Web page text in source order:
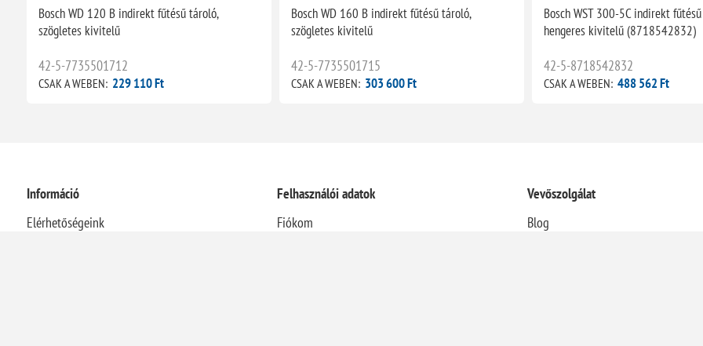
Bosch WD 120 B indirekt fűtésű tároló,
szögletes kivitelű
42-5-7735501712
CSAK A WEBEN: 229 110 Ft
Bosch WD 160 B indirekt fűtésű tároló,
szögletes kivitelű
42-5-7735501715
CSAK A WEBEN: 303 600 Ft
Bosch WST 300-5C indirekt
hengeres kivitelű (8718542832)
42-5-8718542832
CSAK A WEBEN: 488 562 Ft
Információ
Elérhetőségeink
Felhasználói adatok
Fiókom
Vevőszolgálat
Blog